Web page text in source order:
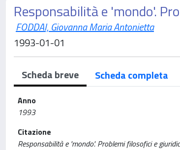
Responsabilità e 'mondo'.
FODDAI, Giovanna Maria Antonietta
1993-01-01
Scheda breve Scheda completa
Anno
1993
Citazione
Responsabilità e 'mondo'. Problemi filosofici e